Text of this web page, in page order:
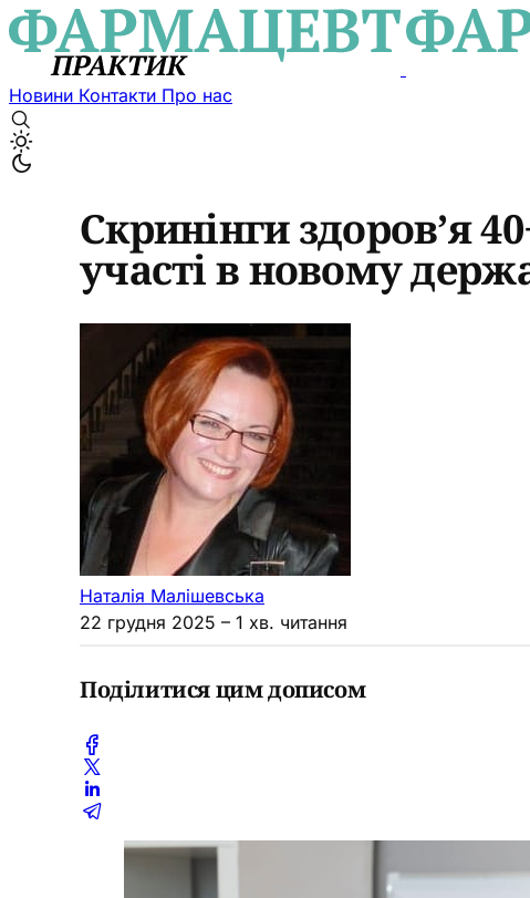
Новини Контакти Про нас
Скринінги здоров’я
участі в новому
Наталія Малішевська
22 грудня 2025 – 1 хв. читання
Поділитися цим дописом